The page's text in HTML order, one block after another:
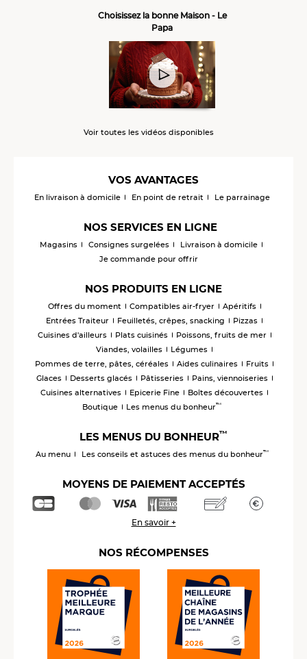
Choisissez la bonne Maison - Le
Papa
Voir toutes les vidéos disponibles
VOS AVANTAGES
En livraison à domicile En point de retrait Le parrainage
NOS SERVICES EN LIGNE
Magasins Consignes surgelées
Livraison à domicile
Je commande pour offrir
NOS PRODUITS EN LIGNE
Offres du moment Compatibles air-fryer
Apéritifs
Entrées Traiteur
Feuilletés, crêpes, snacking
Pizzas
Cuisines d'ailleurs
Plats cuisinés
Poissons, fruits de mer
Viandes, volailles
Légumes
Pommes de terre, pâtes, céréales
Aides culinaires
Fruits
Glaces
Desserts glacés Pâtisseries
Pains, viennoiseries
Cuisines alternatives
Epicerie Fine
Boîtes découvertes
Boutique
Les menus du bonheur™
LES MENUS DU BONHEUR™
Au menu Les conseils et astuces des menus du bonheur™
MOYENS DE PAIEMENT ACCEPTÉS
En savoir +
NOS RÉCOMPENSES